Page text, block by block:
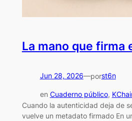
La mano que firma
Jun 28, 2026—porst6n
en Cuaderno público,
Cuando la autenticidad deja de
vuelve un metadato firmado En